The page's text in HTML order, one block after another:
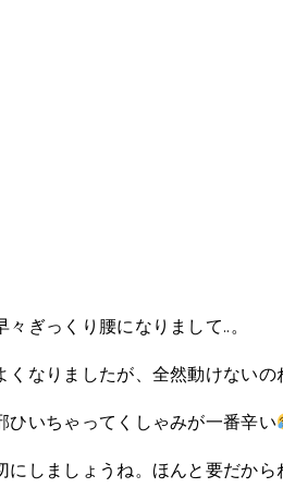
々ぎっくり腰になりまして..。
くなりましたが、全然動けないの
ひいちゃってくしゃみが一番辛い
にしましょうね。ほんと要だから